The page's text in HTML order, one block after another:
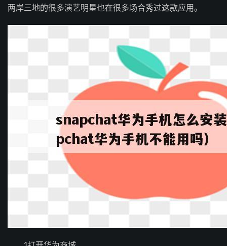
两岸三地的很多演艺明星也在很多场合秀过这款应用。